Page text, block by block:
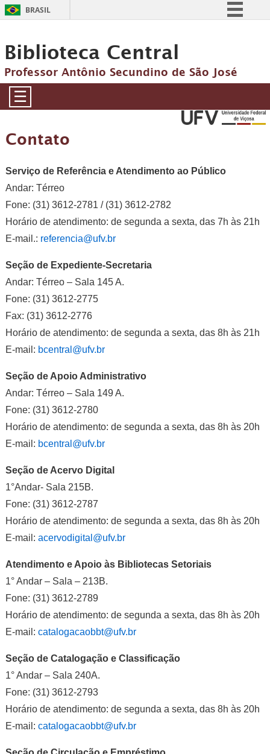
BRASIL
Comunica BR
Participe
Canais
Biblioteca Central
Professor Antônio Secundino de São José
☰
Contato
Serviço de Referência e Atendimento ao Público
Andar: Térreo
Fone: (31) 3612-2781 / (31) 3612-2782
Horário de atendimento: de segunda a sexta, das 7h às 21h
E-mail.: referencia@ufv.br
Seção de Expediente-Secretaria
Andar: Térreo – Sala 145 A.
Fone: (31) 3612-2775
Fax: (31) 3612-2776
Horário de atendimento: de segunda a sexta, das 8h às 21h
E-mail: bcentral@ufv.br
Seção de Apoio Administrativo
Andar: Térreo – Sala 149 A.
Fone: (31) 3612-2780
Horário de atendimento: de segunda a sexta, das 8h às 20h
E-mail: bcentral@ufv.br
Seção de Acervo Digital
1°Andar- Sala 215B.
Fone: (31) 3612-2787
Horário de atendimento: de segunda a sexta, das 8h às 20h
E-mail: acervodigital@ufv.br
Atendimento e Apoio às Bibliotecas Setoriais
1° Andar – Sala – 213B.
Fone: (31) 3612-2789
Horário de atendimento: de segunda a sexta, das 8h às 20h
E-mail: catalogacaobbt@ufv.br
Seção de Catalogação e Classificação
1° Andar – Sala 240A.
Fone: (31) 3612-2793
Horário de atendimento: de segunda a sexta, das 8h às 20h
E-mail: catalogacaobbt@ufv.br